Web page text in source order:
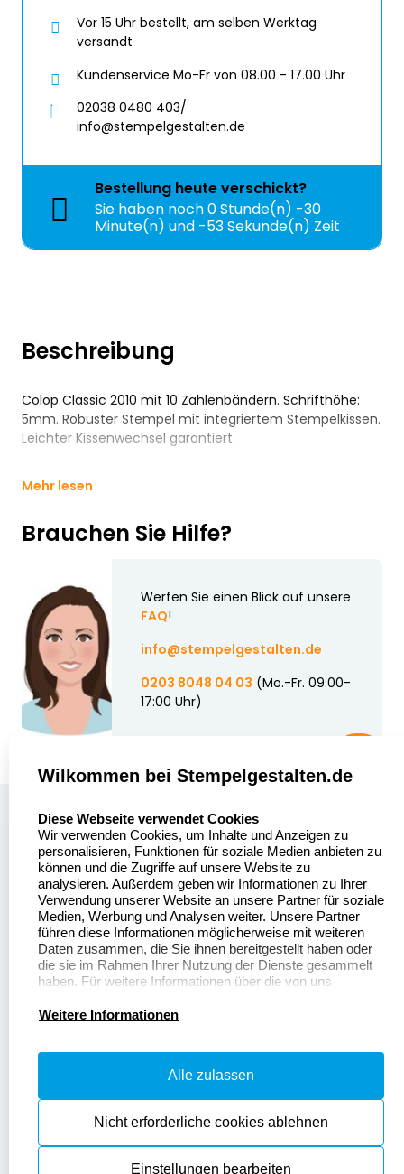
Beschreibung
Colop Classic 2010 mit 10 Zahlenbändern. Schrifthöhe:
5mm. Robuster Stempel mit integriertem Stempelkissen.
Leichter Kissenwechsel garantiert.
Mehr lesen
Brauchen Sie Hilfe?
Werfen Sie einen Blick auf unsere
FAQ!
info@stempelgestalten.de
0203 8048 04 03 (Mo.-Fr. 09:00-
17:00 Uhr)
Vor 15 Uhr bestellt, am selben Werktag
versandt
Kundenservice Mo-Fr von 08.00 - 17.00 Uhr
02038 0480 403/
info@stempelgestalten.de
Bestellung heuteverschickt?
Sie haben noch0 Stunde(n) -30
Minute(n) und -53 Sekunde(n) Zeit
Stempelgestalten.de
Asterlager Straße 97
47228 Duisburg
Deutschland
Über uns
Sitemap
Alle
Stempelinformationen
Dateivorgaben
Fragen & Antworten
Datenschutzerklärung
Widerrufsrecht
Zahlung & Versand
Widerruf & Rückgabe
Wilkommen bei Stempelgestalten.de
Diese Webseite verwendet Cookies
Wir verwenden Cookies, um Inhalte und Anzeigen zu
personalisieren, Funktionen für soziale Medien anbieten zu
können und die Zugriffe auf unsere Website zu
analysieren. Außerdem geben wir Informationen zu Ihrer
Verwendung unserer Website an unsere Partner für soziale
Medien, Werbung und Analysen weiter. Unsere Partner
führen diese Informationen möglicherweise mit weiteren
Daten zusammen, die Sie ihnen bereitgestellt haben oder
die sie im Rahmen Ihrer Nutzung der Dienste gesammelt
haben. Für weitere Informationen über die von uns
Datenschutzerklärung.
Weitere Informationen
Alle zulassen
Nicht erforderliche cookies ablehnen
Einstellungen bearbeiten